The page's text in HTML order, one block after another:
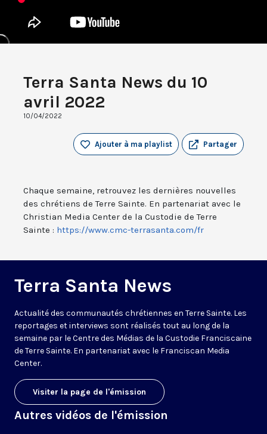
Terra Santa News du 10
avril 2022
10/04/2022
Partager
Ajouter à ma playlist
Chaque semaine, retrouvez les dernières nouvelles
des chrétiens de Terre Sainte. En partenariat avec le
Christian Media Center de la Custodie de Terre
Sainte : https://www.cmc-terrasanta.com/fr
Terra Santa News
Actualité des communautés chrétiennes en Terre Sainte. Les
reportages et interviews sont réalisés tout au long de la
semaine par le Centre des Médias de la Custodie Franciscaine
de Terre Sainte. En partenariat avec le Franciscan Media
Center.
Visiter la page de l'émission
Autres vidéos de l'émission